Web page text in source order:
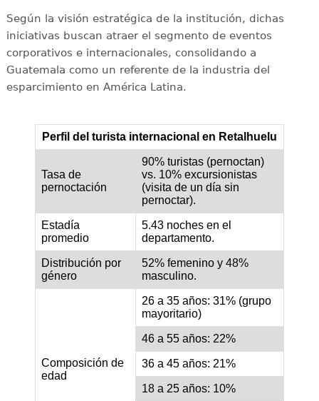
Según la visión estratégica de la institución, dichas
iniciativas buscan atraer el segmento de eventos
corporativos e internacionales, consolidando a
Guatemala como un referente de la industria del
esparcimiento en América Latina.
Perfil del turista internacional en Retalhuelu
Tasa de
pernoctación
90% turistas (pernoctan)
vs. 10% excursionistas
(visita de un día sin
pernoctar).
Estadía
promedio
5.43 noches en el
departamento.
Distribución por
género
52% femenino y 48%
masculino.
Composición de
edad
26 a 35 años: 31% (grupo
mayoritario)
46 a 55 años: 22%
36 a 45 años: 21%
18 a 25 años: 10%